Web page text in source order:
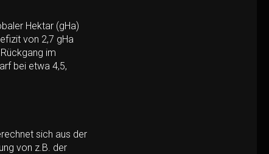
Hektar (gHa)
von 2,7 gHa
im
bei etwa 4,5,
sich aus der
von z.B. der